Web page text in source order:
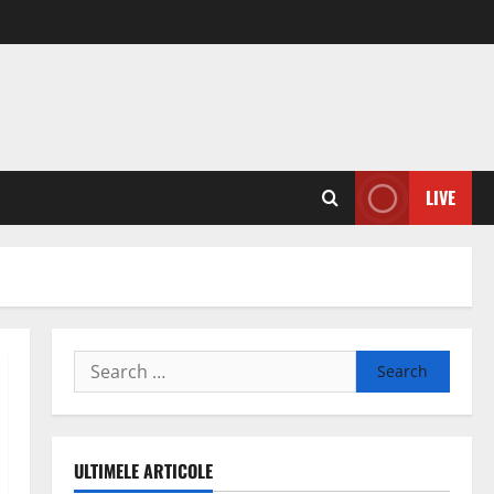
LIVE
Search
for:
ULTIMELE ARTICOLE